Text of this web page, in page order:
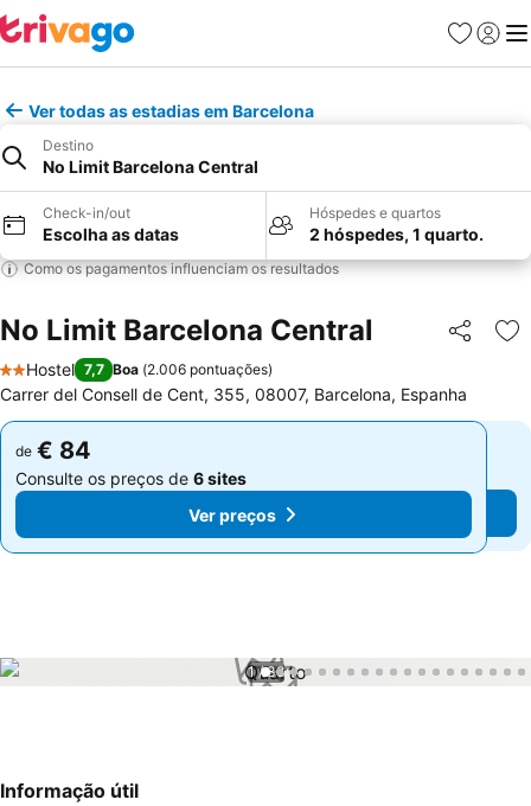
Favoritos
Iniciar
Ver todas as estadias em Barcelona
Destino
No Limit Barcelona Central
Check-in/out
Escolha as datas
Hóspedes e quartos
2 hóspedes, 1 quarto.
Como os pagamentos influenciam os resultados
No Limit Barcelona Central Partilhar
2 Estrelas
Hostel 7,7 Boa (2.006 pontuações)
Carrer del Consell de Cent, 355, 08007, Barcelona, Espanha
de € 84
Consulte os preços de 6 sites
Ver preços
de € 84
Consulte os preços de 6 sites
Ver preços
1 / 38
Informação útil